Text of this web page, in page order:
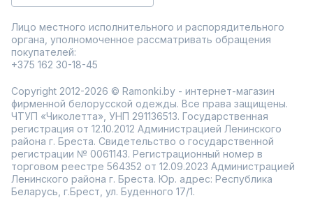
Лицо местного исполнительного и распорядительного
органа, уполномоченное рассматривать обращения
покупателей:
+375 162 30-18-45
Copyright 2012-2026 © Ramonki.by - интернет-магазин
фирменной белорусской одежды. Все права защищены.
ЧТУП «Чиколетта», УНП 291136513. Государственная
регистрация от 12.10.2012 Администрацией Ленинского
района г. Бреста. Свидетельство о государственной
регистрации № 0061143. Регистрационный номер в
торговом реестре 564352 от 12.09.2023 Администрацией
Ленинского района г. Бреста. Юр. адрес: Республика
Беларусь, г.Брест, ул. Буденного 17/1.